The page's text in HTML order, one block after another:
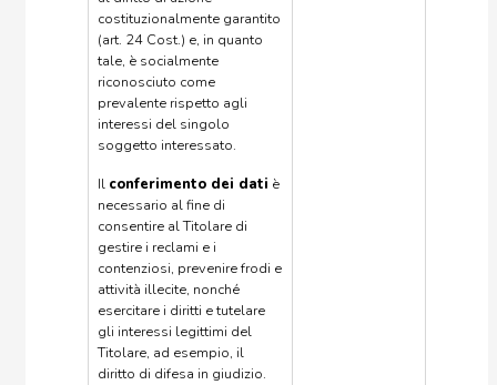
costituzionalmente garantito
(art. 24 Cost.) e, in quanto
tale, è socialmente
riconosciuto come
prevalente rispetto agli
interessi del singolo
soggetto interessato.
Il conferimento dei dati è
necessario al fine di
consentire al Titolare di
gestire i reclami e i
contenziosi, prevenire frodi e
attività illecite, nonché
esercitare i diritti e tutelare
gli interessi legittimi del
Titolare, ad esempio, il
diritto di difesa in giudizio.